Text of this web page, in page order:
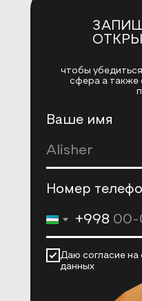
чтобы
сфера а также
Ваше имя
Номер
+998
Даю согласие
данных